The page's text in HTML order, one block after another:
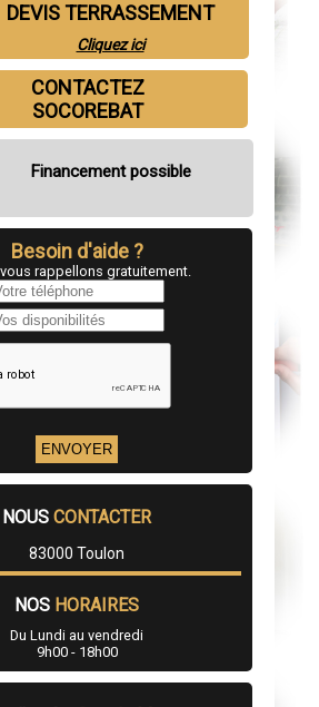
DEVIS TERRASSEMENT
Cliquez ici
CONTACTEZ
SOCOREBAT
Financement possible
Besoin d'aide ?
rappellons gratuitement.
NOUS CONTACTER
83000 Toulon
NOS HORAIRES
Du Lundi au vendredi
9h00 - 18h00